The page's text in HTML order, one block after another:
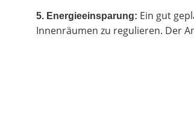
5. Energieeinsparung: Ein gut
Innenräumen zu regulieren. Der